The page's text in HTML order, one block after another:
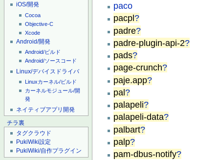
iOS/開発
Cocoa
Objective-C
Xcode
Android/開発
Android/ビルド
Android/ソースコード
Linux/デバイスドライバ
Linuxカーネル/ビルド
カーネルモジュール/開
発
ネイティブアプリ開発
チラ裏
タグクラウド
PukiWiki設定
PukiWiki/自作プラグイン
paco
pacpl?
padre?
padre-plugin-api-2?
pads?
page-crunch?
paje.app?
pal?
palapeli?
palapeli-data?
palbart?
palp?
pam-dbus-notify?